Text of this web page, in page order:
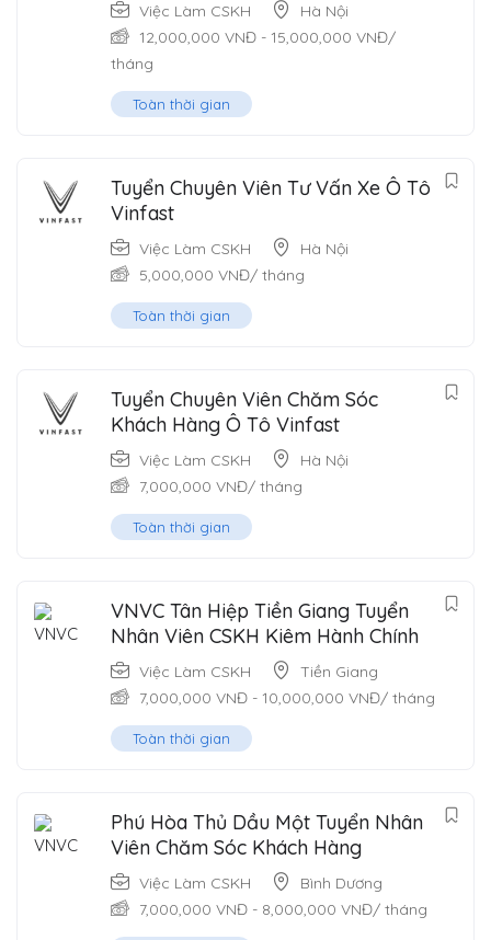
Việc Làm CSKH
Hà Nội
12,000,000 VNĐ - 15,000,000 VNĐ/
tháng
Toàn thời gian
Tuyển Chuyên Viên Tư Vấn Xe Ô Tô
Vinfast
Việc Làm CSKH
Hà Nội
5,000,000 VNĐ/ tháng
Toàn thời gian
Tuyển Chuyên Viên Chăm Sóc
Khách Hàng Ô Tô Vinfast
Việc Làm CSKH
Hà Nội
7,000,000 VNĐ/ tháng
Toàn thời gian
VNVC Tân Hiệp Tiền Giang Tuyển
Nhân Viên CSKH Kiêm Hành Chính
Việc Làm CSKH
Tiền Giang
7,000,000 VNĐ - 10,000,000 VNĐ/ tháng
Toàn thời gian
Phú Hòa Thủ Dầu Một Tuyển Nhân
Viên Chăm Sóc Khách Hàng
Việc Làm CSKH
Bình Dương
7,000,000 VNĐ - 8,000,000 VNĐ/ tháng